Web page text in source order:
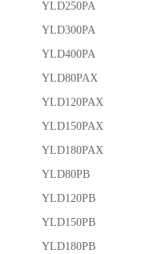
YLD250PA
YLD300PA
YLD400PA
YLD80PAX
YLD120PAX
YLD150PAX
YLD180PAX
YLD80PB
YLD120PB
YLD150PB
YLD180PB